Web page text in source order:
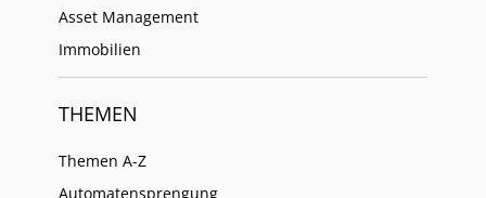
Asset Management
Immobilien
THEMEN
Themen A-Z
Automatensprengung